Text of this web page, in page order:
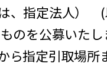
、指定法人）
を公募いたし
ら指定引取場所